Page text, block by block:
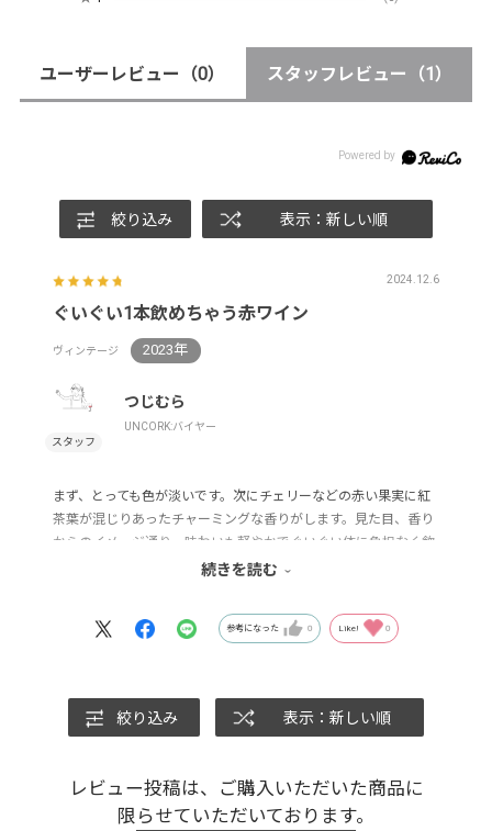
ユーザーレビュー （0） スタッフレビュー （1）
絞り込み 表示：新しい順
2024.12.6
ぐいぐい1本飲めちゃう赤ワイン
ヴィンテージ 2023年
つじむら
UNCORK:バイヤー
まず、とっても色が淡いです。次にチェリーなどの赤い果実に紅
茶葉が混じりあったチャーミングな香りがします。見た目、香り
からのイメージ通り、味わいも軽やかでぐいぐい体に負担なく飲
めるので気が付いたら1本飲んでいた、ということになりそうな
続きを読む
参考になった 0 Like! 0
絞り込み 表示：新しい順
レビュー投稿は、ご購入いただいた商品に
限らせていただいております。